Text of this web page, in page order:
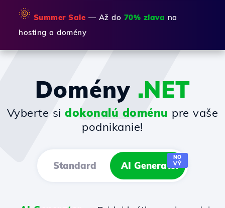
🌞 Summer Sale — Až do 70% zľava na
hosting a domény
Domény .NET
Vyberte sidokonalú doménu pre vaše
podnikanie!
Standard AI Generator
NO
VÝ